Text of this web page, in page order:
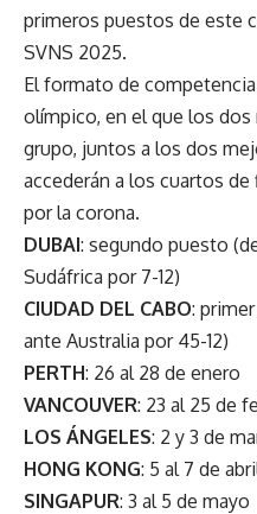
primeros puestos de este
SVNS 2025.
El formato de
olímpico, en el que los
grupo, juntos a los dos
accederán a los cuartos
por la corona.
DUBAI: segundo puesto
Sudáfrica por 7-12)
CIUDAD DEL CABO:
ante Australia por 45-12)
PERTH: 26 al 28 de enero
VANCOUVER: 23 al 25 de
LOS ÁNGELES: 2 y 3 de
HONG KONG: 5 al 7 de
SINGAPUR: 3 al 5 de mayo